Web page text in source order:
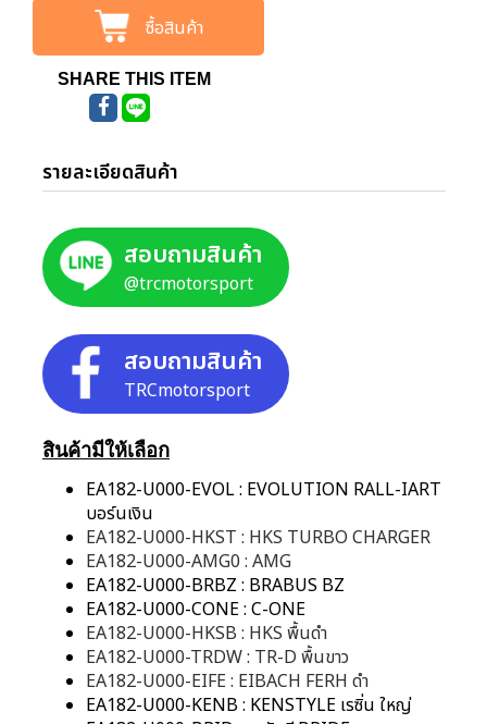
ซื้อสินค้า
SHARE THIS ITEM
รายละเอียดสินค้า
สอบถามสินค้า
@trcmotorsport
สอบถามสินค้า
TRCmotorsport
สินค้ามีให้เลือก
EA182-U000-EVOL : EVOLUTION RALL-IART
บอร์นเงิน
EA182-U000-HKST : HKS TURBO CHARGER
EA182-U000-AMG0 : AMG
EA182-U000-BRBZ : BRABUS BZ
EA182-U000-CONE : C-ONE
EA182-U000-HKSB : HKS พื้นดำ
EA182-U000-TRDW : TR-D พื้นขาว
EA182-U000-EIFE : EIBACH FERH ดำ
EA182-U000-KENB : KENSTYLE เรซิ่น ใหญ่